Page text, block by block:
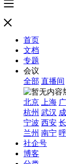
首页
文档
专题
会议
全部 直播间
北京
上海
杭州 武汉
宁波 西安
兰州 南宁
社企号
博客